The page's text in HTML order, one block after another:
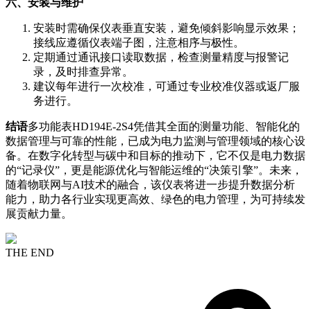
安装时需确保仪表垂直安装，避免倾斜影响显示效果；
接线应遵循仪表端子图，注意相序与极性。
定期通过通讯接口读取数据，检查测量精度与报警记
录，及时排查异常。
建议每年进行一次校准，可通过专业校准仪器或返厂服
务进行。
结语多功能表HD194E-2S4凭借其全面的测量功能、智能化的
数据管理与可靠的性能，已成为电力监测与管理领域的核心设
备。在数字化转型与碳中和目标的推动下，它不仅是电力数据
的“记录仪”，更是能源优化与智能运维的“决策引擎”。未来，
随着物联网与AI技术的融合，该仪表将进一步提升数据分析
能力，助力各行业实现更高效、绿色的电力管理，为可持续发
展贡献力量。
THE END